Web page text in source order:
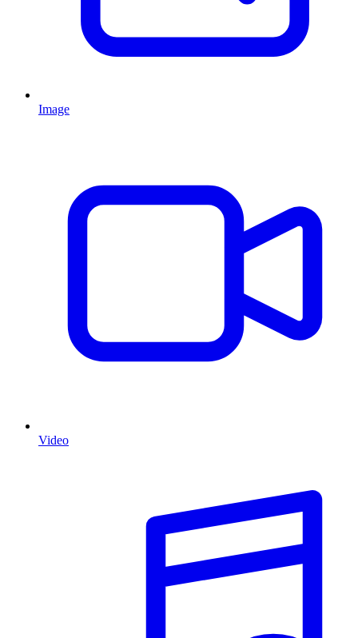
Image
Video